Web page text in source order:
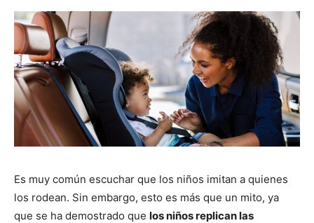
Es muy común escuchar que los niños imitan a quienes
los rodean. Sin embargo, esto es más que un mito, ya
que se ha demostrado que los niños replican las